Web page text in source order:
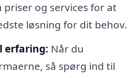
priser og services for at
løsning for dit behov.
erfaring: Når du
så spørg ind til